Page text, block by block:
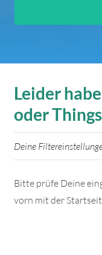
Leider
oder
Deine
Bitte prüfe Deine
vorn mit der